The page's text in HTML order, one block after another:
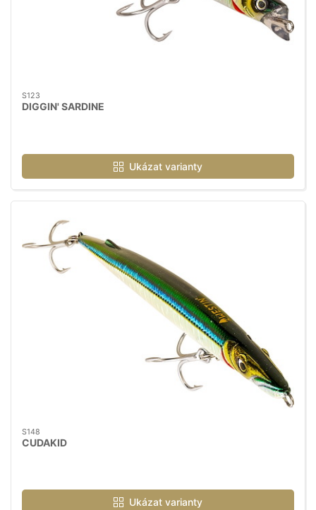
S123
DIGGIN' SARDINE
Ukázat varianty
S148
CUDAKID
Ukázat varianty